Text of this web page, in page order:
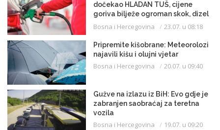
dočekao HLADAN TUŠ, cijene
goriva bilježe ogroman skok, dizel
uveliko prešao 3,20 KM
Bosna i Hercegovina 23.07. u 08:18
Pripremite kišobrane: Meteorolozi
najavili kišu i olujni vjetar
Bosna i Hercegovina 20.07. u 09:40
Gužve na izlazu iz BiH: Evo gdje je
zabranjen saobraćaj za teretna
vozila
Bosna i Hercegovina 19.07. u 09:20